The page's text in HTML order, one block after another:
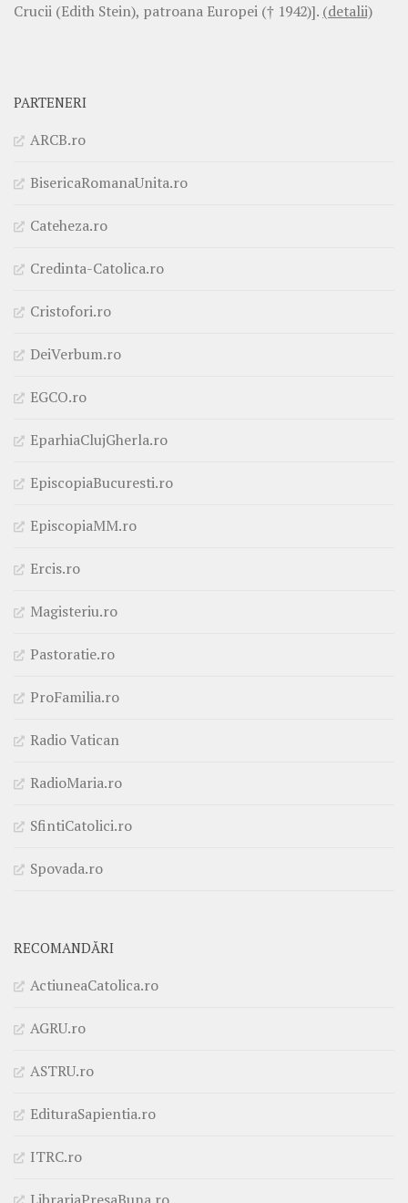
Crucii (Edith Stein), patroana Europei († 1942)]. (detalii)
PARTENERI
ARCB.ro
BisericaRomanaUnita.ro
Cateheza.ro
Credinta-Catolica.ro
Cristofori.ro
DeiVerbum.ro
EGCO.ro
EparhiaClujGherla.ro
EpiscopiaBucuresti.ro
EpiscopiaMM.ro
Ercis.ro
Magisteriu.ro
Pastoratie.ro
ProFamilia.ro
Radio Vatican
RadioMaria.ro
SfintiCatolici.ro
Spovada.ro
RECOMANDĂRI
ActiuneaCatolica.ro
AGRU.ro
ASTRU.ro
EdituraSapientia.ro
ITRC.ro